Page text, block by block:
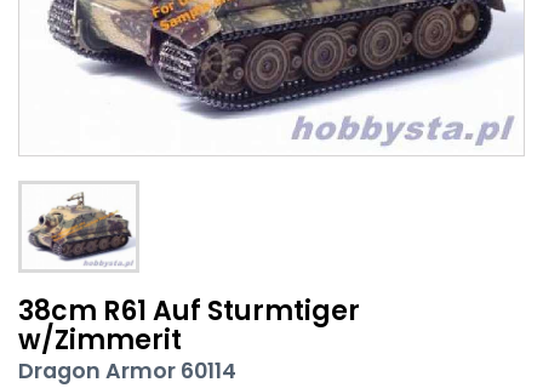
38cm R61 Auf Sturmtiger
w/Zimmerit
Dragon Armor 60114